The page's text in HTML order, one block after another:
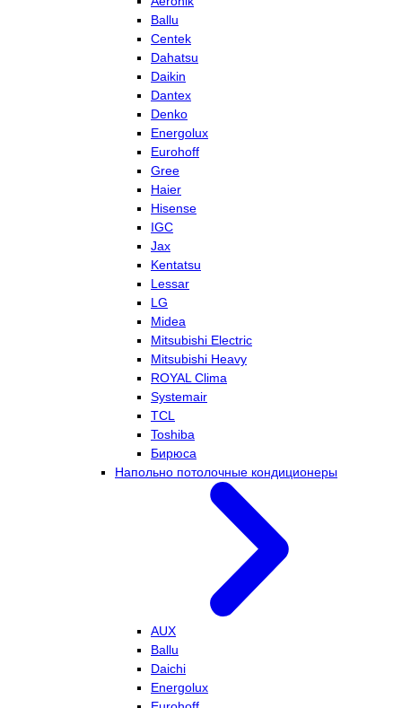
Ballu
Centek
Dahatsu
Daikin
Dantex
Denko
Energolux
Eurohoff
Gree
Haier
Hisense
IGC
Jax
Kentatsu
Lessar
LG
Midea
Mitsubishi Electric
Mitsubishi Heavy
ROYAL Clima
Systemair
TCL
Toshiba
Бирюса
Напольно потолочные кондиционеры
AUX
Ballu
Daichi
Energolux